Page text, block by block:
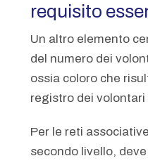
requisito
Un altro elemento
del numero dei
ossia coloro che
registro dei volontari
Per le reti
secondo livello,